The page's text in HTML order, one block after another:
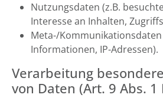
Nutzungsdaten (z.B.
Interesse an Inhalten,
Meta-/Kommunikationsdaten
Informationen, IP-Adressen).
Verarbeitung
von Daten (Art. 9 Abs. 1